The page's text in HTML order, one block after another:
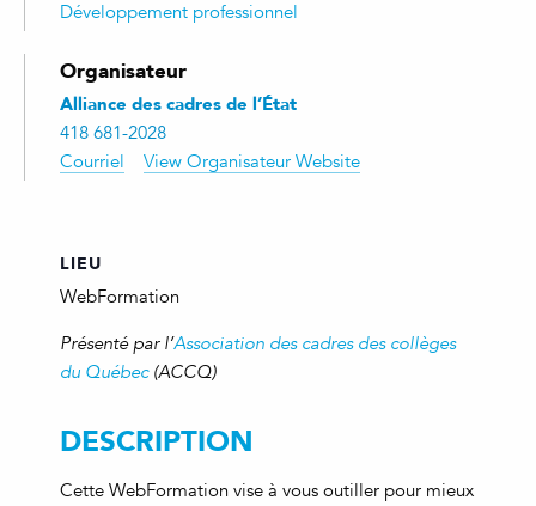
Développement professionnel
Organisateur
Alliance des cadres de l’État
418 681-2028
Courriel
View Organisateur Website
LIEU
WebFormation
Présenté par l’Association des cadres des collèges
du Québec(ACCQ)
DESCRIPTION
Cette WebFormation vise à vous outiller pour mieux